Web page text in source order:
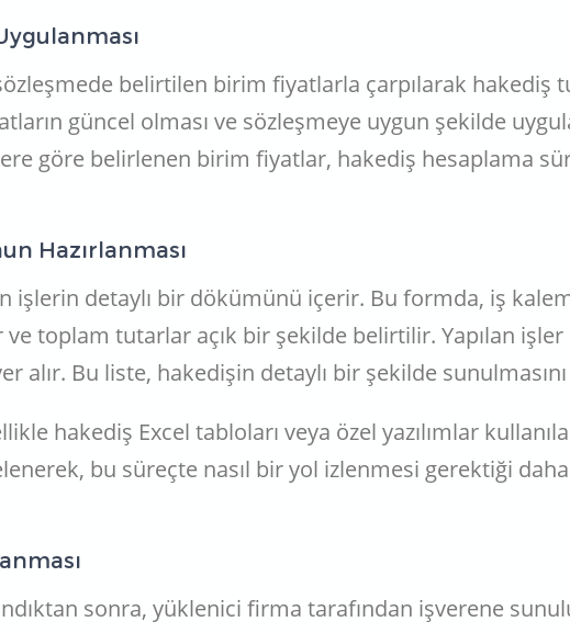
belirtilen birim fiyatlarla çarpılarak hakediş
güncel olması ve sözleşmeye uygun şekilde
göre belirlenen birim fiyatlar, hakediş hesaplama
Hazırlanması
işlerin detaylı bir dökümünü içerir. Bu formda, iş
toplam tutarlar açık bir şekilde belirtilir. Yapılan
alır. Bu liste, hakedişin detaylı bir şekilde
hakediş Excel tabloları veya özel yazılımlar
bu süreçte nasıl bir yol izlenmesi gerektiği
sonra, yüklenici firma tarafından işverene